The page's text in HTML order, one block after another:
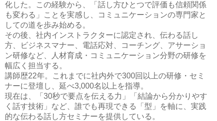
化した。この経験から、「話し方ひとつで評価も信頼関係
も変わる」ことを実感し、コミュニケーションの専門家と
しての道を歩み始める。
その後、社内インストラクターに認定され、伝わる話し
方、ビジネスマナー、電話応対、コーチング、アサーショ
ン研修など、人材育成・コミュニケーション分野の研修を
幅広く担当する。
講師歴22年。これまでに社内外で300回以上の研修・セミ
ナーに登壇し、延べ3,000名以上を指導。
現在は、「30秒で要点を伝える力」「結論から分かりやす
く話す技術」など、誰でも再現できる「型」を軸に、実践
的な伝わる話し方セミナーを提供している。